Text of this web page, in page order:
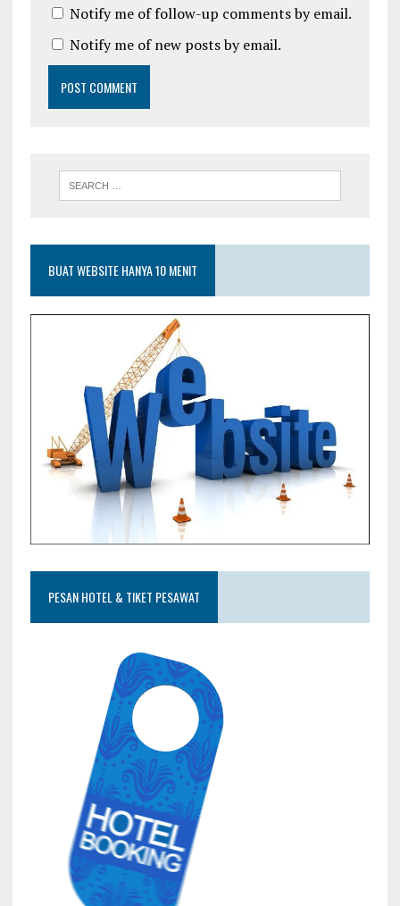
Notify me of follow-up comments by email.
Notify me of new posts by email.
BUAT WEBSITE HANYA 10 MENIT
PESAN HOTEL & TIKET PESAWAT